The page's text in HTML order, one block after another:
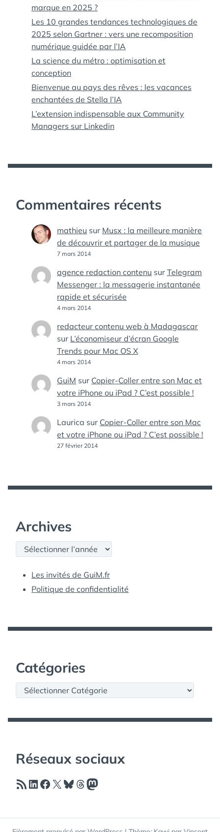
marque en 2025 ?
Les 10 grandes tendances technologiques de
2025 selon Gartner : vers une recomposition
numérique guidée par l’IA
La science du métro : optimisation et
conception
Bienvenue au pays des rêves : les vacances
enchantées de Stella l’IA
L’extension indispensable aux Community
Managers sur Linkedin
Commentaires récents
mathieu sur Musx : la meilleure manière
de découvrir et partager de la musique
7 mars 2014
agence redaction contenu sur Telegram
Messenger : la messagerie instantanée
rapide et sécurisée
4 mars 2014
redacteur contenu web à Madagascar
sur L’économiseur d’écran Google
Trends pour Mac OS X
4 mars 2014
GuiM sur Copier-Coller entre son Mac et
votre iPhone ou iPad ? C’est possible !
3 mars 2014
Laurica sur Copier-Coller entre son Mac
et votre iPhone ou iPad ? C’est possible !
27 février 2014
Archives
Archives
Les invités de GuiM.fr
Politique de confidentialité
Catégories
Catégories
Réseaux sociaux
Flux RSSLinkedIn
Facebook
X Bluesky
Threads
Mastodon